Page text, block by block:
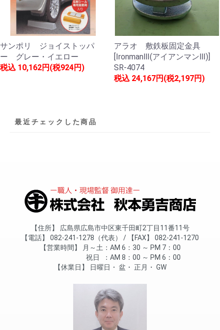
サンポリ ジョイストッパ
ー グレー・イエロー
税込 10,162円(税924円)
アラオ 敷鉄板固定金具
[IronmanⅢ(アイアンマンⅢ)]
SR-4074
税込 24,167円(税2,197円)
最近チェックした商品
住所
広島県広島市中区東千田町2丁目11番11号
電話
082-241-1278（代表） FAX
082-241-1270
営業時間
月～土
AM 6：30 ～ PM 7：00
祝日
AM 8：00 ～ PM 6：00
休業日
日曜日 盆 正月 GW